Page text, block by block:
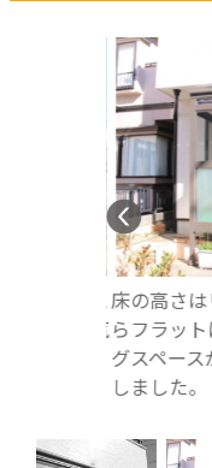
床の高さ
らフラット
グスペー
しました。